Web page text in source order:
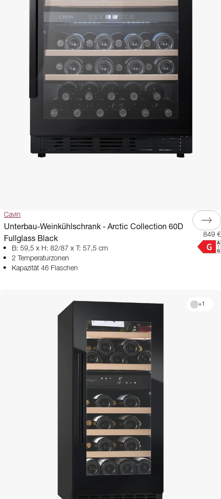
Cavin
Unterbau-Weinkühlschrank - Arctic Collection 60D
Fullglass Black
B: 59,5 x H: 82/87 x T: 57,5 cm
2 Temperaturzonen
Kapazität 46 Flaschen
849 €
+1